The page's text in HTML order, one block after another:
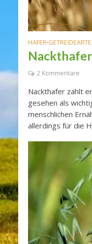
HAFER•
Nackthafer
2 Kommentare
Nackthafer zählt
gesehen als
menschlichen
allerdings für die